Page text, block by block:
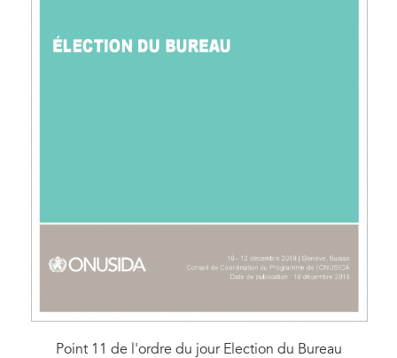
Point 11 de l'ordre du jour Election du Bureau